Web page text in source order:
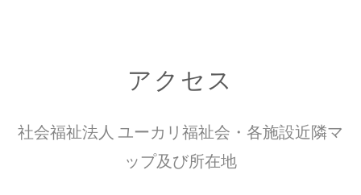
アクセス
社会福祉法人 ユーカリ福祉会・各施設近隣マ
ップ及び所在地